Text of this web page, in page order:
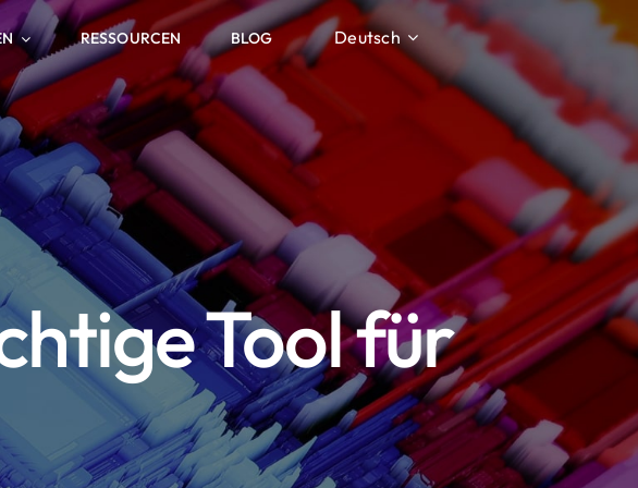
RESSOURCEN BLOG Deutsch
Tool für